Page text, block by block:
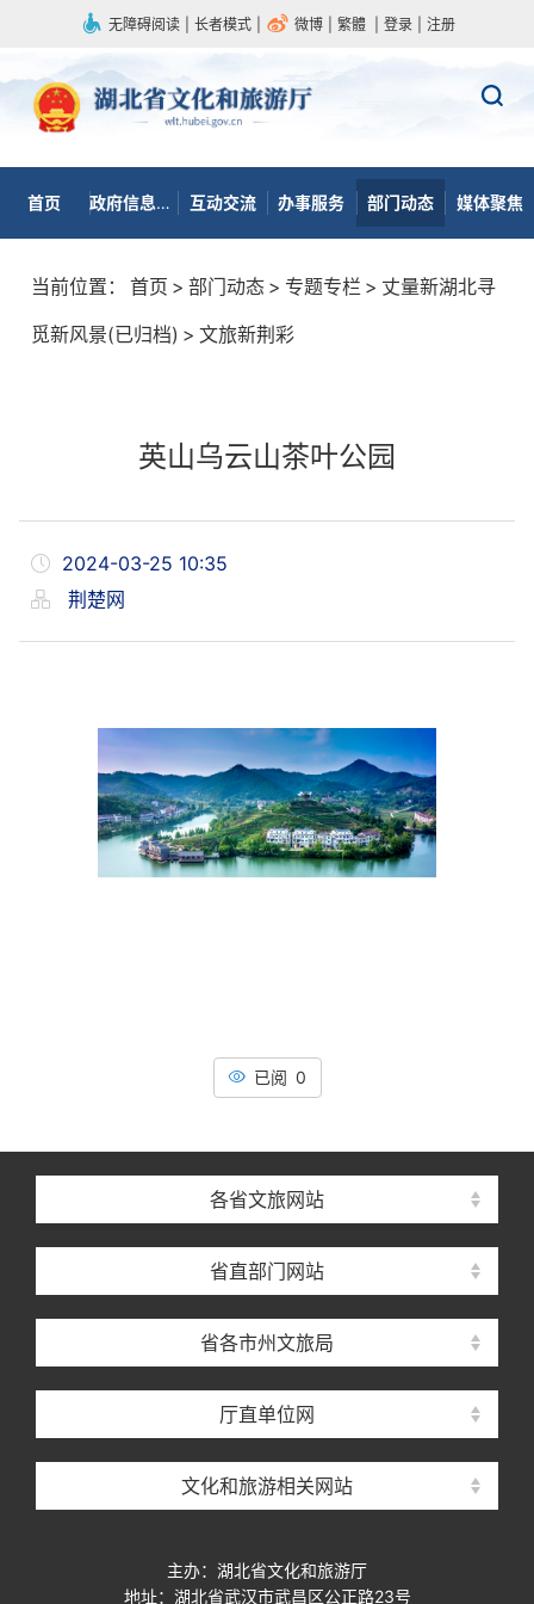
无障碍阅读 长者模式 微博 繁體 登录 注册
首页 政府信息公开 互动交流 办事服务 部门动态 媒体聚焦
当前位置： 首页 > 部门动态 > 专题专栏 > 丈量新湖北寻
觅新风景(已归档) > 文旅新荆彩
英山乌云山茶叶公园
2024-03-25 10:35
荆楚网
已阅 0
各省文旅网站
省直部门网站
省各市州文旅局
厅直单位网
文化和旅游相关网站
主办：湖北省文化和旅游厅
地址：湖北省武汉市武昌区公正路23号